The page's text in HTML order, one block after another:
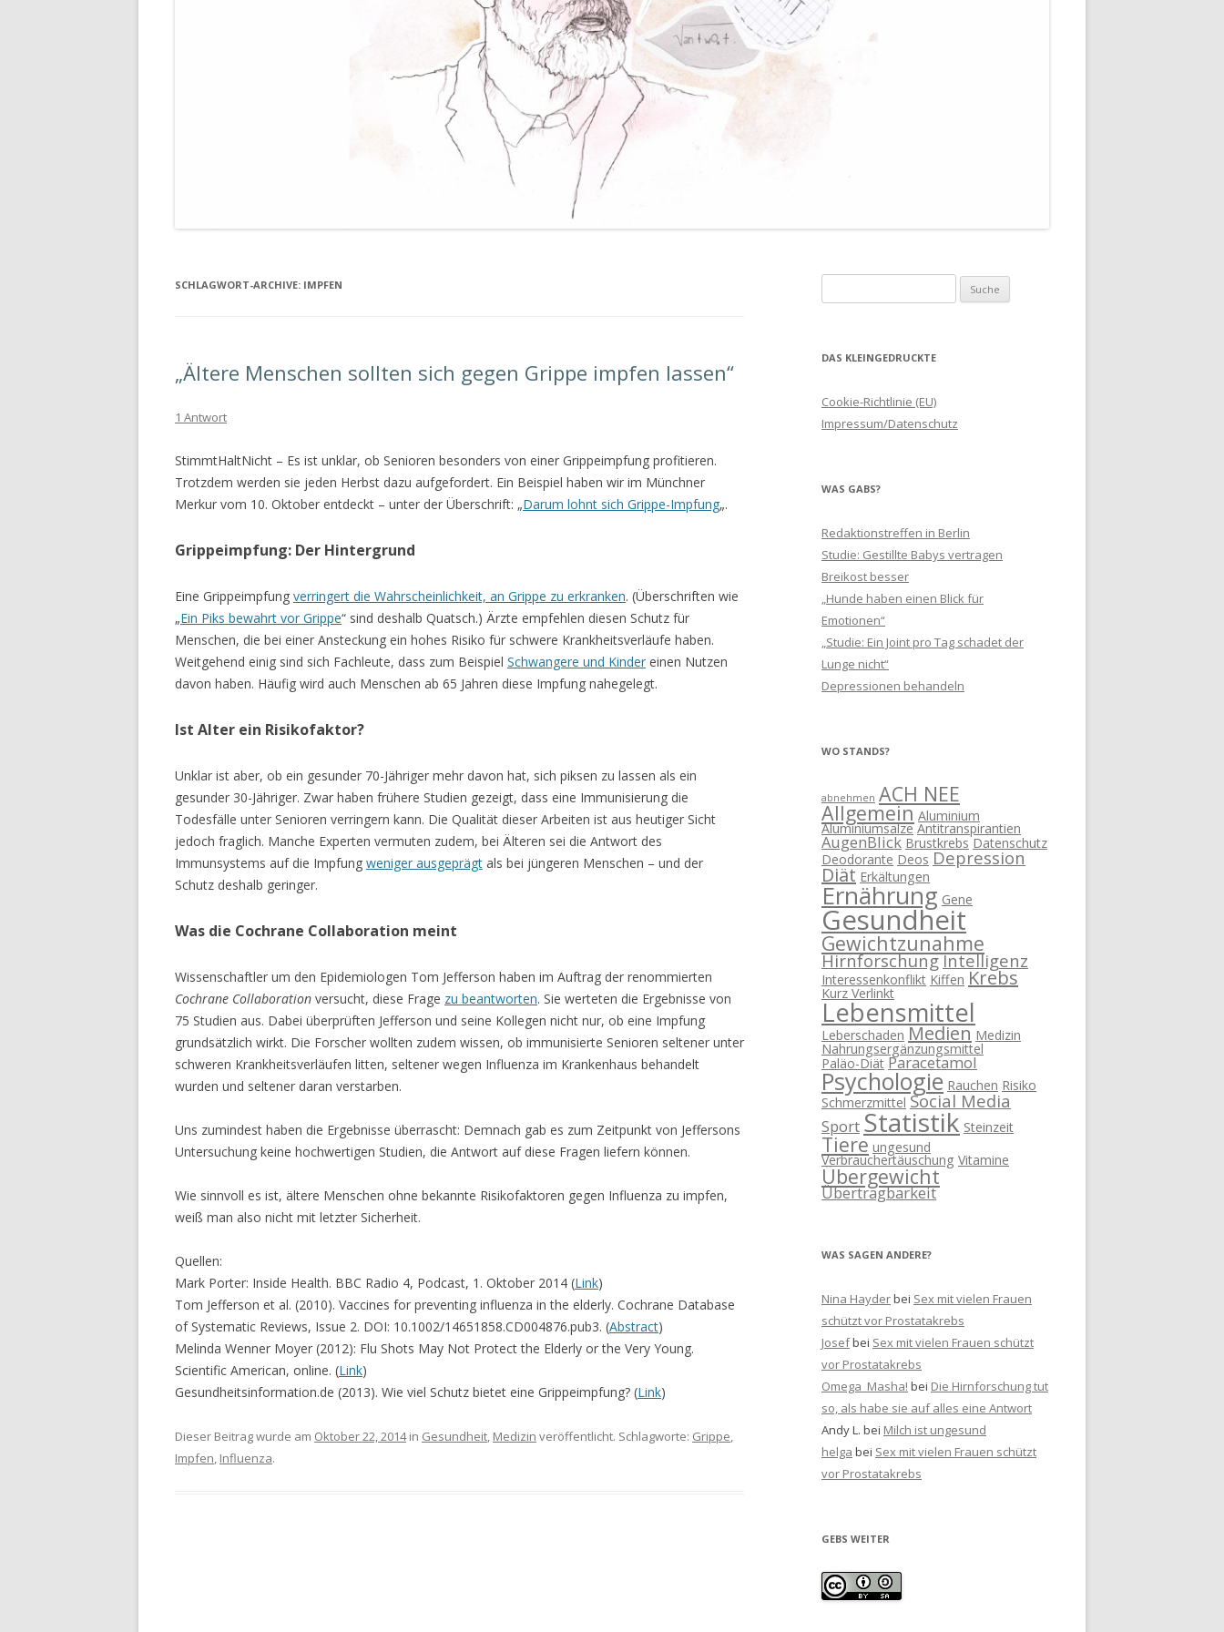
SCHLAGWORT-ARCHIVE: IMPFEN
„Ältere Menschen sollten sich gegen Grippe impfen lassen“
1 Antwort
StimmtHaltNicht – Es ist unklar, ob Senioren besonders von einer Grippeimpfung profitieren.
Trotzdem werden sie jeden Herbst dazu aufgefordert. Ein Beispiel haben wir im Münchner
Merkur vom 10. Oktober entdeckt – unter der Überschrift: „Darum lohnt sich Grippe-Impfung„.
Grippeimpfung: Der Hintergrund
Eine Grippeimpfung verringert die Wahrscheinlichkeit, an Grippe zu erkranken. (Überschriften wie
„Ein Piks bewahrt vor Grippe“ sind deshalb Quatsch.) Ärzte empfehlen diesen Schutz für
Menschen, die bei einer Ansteckung ein hohes Risiko für schwere Krankheitsverläufe haben.
Weitgehend einig sind sich Fachleute, dass zum Beispiel Schwangere und Kinder einen Nutzen
davon haben. Häufig wird auch Menschen ab 65 Jahren diese Impfung nahegelegt.
Ist Alter ein Risikofaktor?
Unklar ist aber, ob ein gesunder 70-Jähriger mehr davon hat, sich piksen zu lassen als ein
gesunder 30-Jähriger. Zwar haben frühere Studien gezeigt, dass eine Immunisierung die
Todesfälle unter Senioren verringern kann. Die Qualität dieser Arbeiten ist aus heutiger Sicht
jedoch fraglich. Manche Experten vermuten zudem, bei Älteren sei die Antwort des
Immunsystems auf die Impfung weniger ausgeprägt als bei jüngeren Menschen – und der
Schutz deshalb geringer.
Was die Cochrane Collaboration meint
Wissenschaftler um den Epidemiologen Tom Jefferson haben im Auftrag der renommierten
Cochrane Collaboration versucht, diese Frage zu beantworten. Sie werteten die Ergebnisse von
75 Studien aus. Dabei überprüften Jefferson und seine Kollegen nicht nur, ob eine Impfung
grundsätzlich wirkt. Die Forscher wollten zudem wissen, ob immunisierte Senioren seltener unter
schweren Krankheitsverläufen litten, seltener wegen Influenza im Krankenhaus behandelt
wurden und seltener daran verstarben.
Uns zumindest haben die Ergebnisse überrascht: Demnach gab es zum Zeitpunkt von Jeffersons
Untersuchung keine hochwertigen Studien, die Antwort auf diese Fragen liefern können.
Wie sinnvoll es ist, ältere Menschen ohne bekannte Risikofaktoren gegen Influenza zu impfen,
weiß man also nicht mit letzter Sicherheit.
Quellen:
Mark Porter: Inside Health. BBC Radio 4, Podcast, 1. Oktober 2014 (Link)
Tom Jefferson et al. (2010). Vaccines for preventing influenza in the elderly. Cochrane Database
of Systematic Reviews, Issue 2. DOI: 10.1002/14651858.CD004876.pub3. (Abstract)
Melinda Wenner Moyer (2012): Flu Shots May Not Protect the Elderly or the Very Young.
Scientific American, online. (Link)
Gesundheitsinformation.de (2013). Wie viel Schutz bietet eine Grippeimpfung? (Link)
Dieser Beitrag wurde am Oktober 22, 2014in Gesundheit Medizin veröffentlicht. Schlagworte: Grippe
Impfen Influenza.
nach:
DAS KLEINGEDRUCKTE
Cookie-Richtlinie (EU)
Impressum/Datenschutz
WAS GABS?
Redaktionstreffen in Berlin
Studie: Gestillte Babys vertragen
Breikost besser
„Hunde haben einen Blick für
Emotionen“
„Studie: Ein Joint pro Tag schadet der
Lunge nicht“
Depressionen behandeln
WO STANDS?
abnehmen ACH NEE
Allgemein Aluminium
Aluminiumsalze Antitranspirantien
AugenBlick Brustkrebs Datenschutz
Deodorante Deos Depression
Diät Erkältungen
Ernährung Gene
Gesundheit
Gewichtzunahme
HirnforschungIntelligenz
Interessenkonflikt Kiffen Krebs
Kurz Verlinkt
Lebensmittel
Leberschaden Medien Medizin
Nahrungsergänzungsmittel
Paläo-Diät Paracetamol
Psychologie Rauchen Risiko
Schmerzmittel Social Media
Sport Statistik Steinzeit
Tiere ungesund
Verbrauchertäuschung Vitamine
Übergewicht
Übertragbarkeit
WAS SAGEN ANDERE?
Nina Hayderbei Sex mit vielen Frauen
schützt vor Prostatakrebs
Josefbei Sex mit vielen Frauen schützt
vor Prostatakrebs
Omega_Masha! bei Die Hirnforschung tut
so, als habe sie auf alles eine Antwort
Andy L. bei Milch ist ungesund
helga bei Sex mit vielen Frauen schützt
vor Prostatakrebs
GEBS WEITER